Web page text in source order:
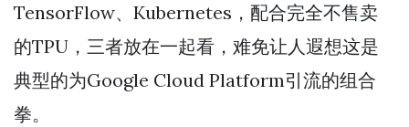
TensorFlow、Kubernetes，配合完全不售卖
的TPU，三者放在一起看，难免让人遐想这是
典型的为Google Cloud Platform引流的组合
拳。